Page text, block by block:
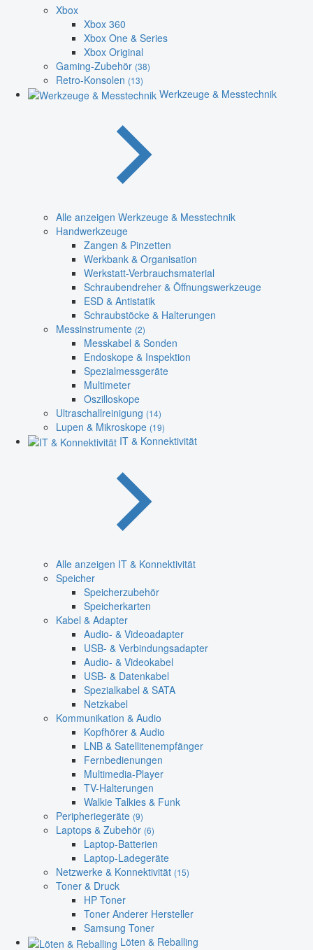
Xbox
Xbox 360
Xbox One & Series
Xbox Original
Gaming-Zubehör (38)
Retro-Konsolen (13)
Werkzeuge & Messtechnik
Alle anzeigen Werkzeuge & Messtechnik
Handwerkzeuge
Zangen & Pinzetten
Werkbank & Organisation
Werkstatt-Verbrauchsmaterial
Schraubendreher & Öffnungswerkzeuge
ESD & Antistatik
Schraubstöcke & Halterungen
Messinstrumente (2)
Messkabel & Sonden
Endoskope & Inspektion
Spezialmessgeräte
Multimeter
Oszilloskope
Ultraschallreinigung (14)
Lupen & Mikroskope (19)
IT & Konnektivität
Alle anzeigen IT & Konnektivität
Speicher
Speicherzubehör
Speicherkarten
Kabel & Adapter
Audio- & Videoadapter
USB- & Verbindungsadapter
Audio- & Videokabel
USB- & Datenkabel
Spezialkabel & SATA
Netzkabel
Kommunikation & Audio
Kopfhörer & Audio
LNB & Satellitenempfänger
Fernbedienungen
Multimedia-Player
TV-Halterungen
Walkie Talkies & Funk
Peripheriegeräte (9)
Laptops & Zubehör (6)
Laptop-Batterien
Laptop-Ladegeräte
Netzwerke & Konnektivität (15)
Toner & Druck
HP Toner
Toner Anderer Hersteller
Samsung Toner
Löten & Reballing